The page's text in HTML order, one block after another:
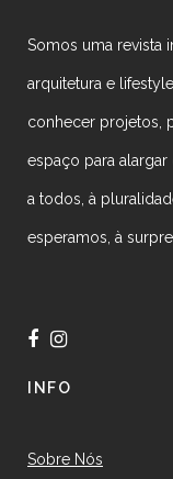
Somos uma revista
arquitetura e
conhecer projetos,
espaço para alargar
a todos, à
esperamos, à
INFO
Sobre Nós